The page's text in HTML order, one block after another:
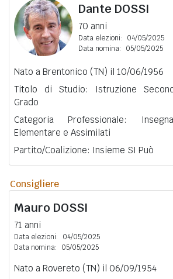
Dante DOSSI
70 anni
Data elezioni:
04/05/2025
Data nomina:
05/05/2025
Nato a Brentonico (TN) il 10/06/1956
Titolo di Studio: Istruzione
Grado
Categoria Professionale:
Elementare e Assimilati
Partito/Coalizione: Insieme SI Può
Consigliere
Mauro DOSSI
71 anni
Data elezioni:
04/05/2025
Data nomina:
05/05/2025
Nato a Rovereto (TN) il 06/09/1954